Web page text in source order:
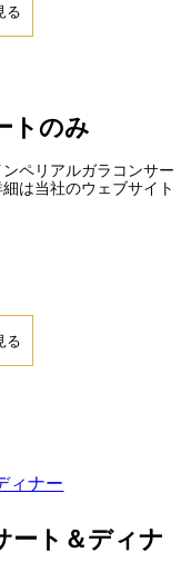
る
トのみ
ペリアルガラコンサー
は当社のウェブサイト
る
ート＆ディナ